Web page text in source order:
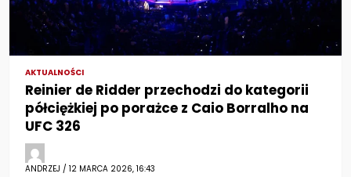
AKTUALNOŚCI
Reinier de Ridder przechodzi do kategorii
półciężkiej po porażce z Caio Borralho na
UFC 326
ANDRZEJ / 12 MARCA 2026, 16:43